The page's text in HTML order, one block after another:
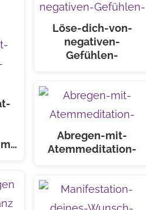
Löse-dich-von-
negativen-
Gefühlen-
Abregen-mit-
Atemmeditation-